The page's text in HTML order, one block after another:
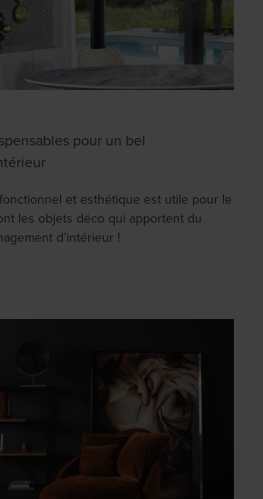
pour un bel
et esthétique est utile pour le
les objets déco qui apportent du
d’intérieur !